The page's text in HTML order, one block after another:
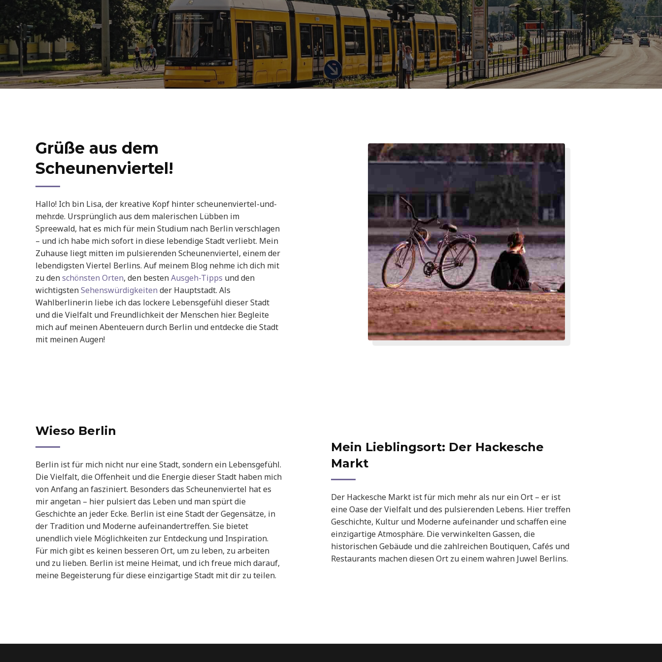
Grüße aus dem
Scheunenviertel!
Hallo! Ich bin Lisa, der kreative Kopf hinter scheunenviertel-und-
mehr.de. Ursprünglich aus dem malerischen Lübben im
Spreewald, hat es mich für mein Studium nach Berlin verschlagen
– und ich habe mich sofort in diese lebendige Stadt verliebt. Mein
Zuhause liegt mitten im pulsierenden Scheunenviertel, einem der
lebendigsten Viertel Berlins. Auf meinem Blog nehme ich dich mit
zu denschönsten Orten, den bestenAusgeh-Tipps und den
wichtigstenSehenswürdigkeiten der Hauptstadt. Als
Wahlberlinerin liebe ich das lockere Lebensgefühl dieser Stadt
und die Vielfalt und Freundlichkeit der Menschen hier. Begleite
mich auf meinen Abenteuern durch Berlin und entdecke die Stadt
mit meinen Augen!
Wieso Berlin
Berlin ist für mich nicht nur eine Stadt, sondern ein Lebensgefühl.
Die Vielfalt, die Offenheit und die Energie dieser Stadt haben mich
von Anfang an fasziniert. Besonders das Scheunenviertel hat es
mir angetan – hier pulsiert das Leben und man spürt die
Geschichte an jeder Ecke. Berlin ist eine Stadt der Gegensätze, in
der Tradition und Moderne aufeinandertreffen. Sie bietet
unendlich viele Möglichkeiten zur Entdeckung und Inspiration.
Für mich gibt es keinen besseren Ort, um zu leben, zu arbeiten
und zu lieben. Berlin ist meine Heimat, und ich freue mich darauf,
meine Begeisterung für diese einzigartige Stadt mit dir zu teilen.
Mein Lieblingsort: Der Hackesche
Markt
Der Hackesche Markt ist für mich mehr als nur ein Ort – er ist
eine Oase der Vielfalt und des pulsierenden Lebens. Hier treffen
Geschichte, Kultur und Moderne aufeinander und schaffen eine
einzigartige Atmosphäre. Die verwinkelten Gassen, die
historischen Gebäude und die zahlreichen Boutiquen, Cafés und
Restaurants machen diesen Ort zu einem wahren Juwel Berlins.